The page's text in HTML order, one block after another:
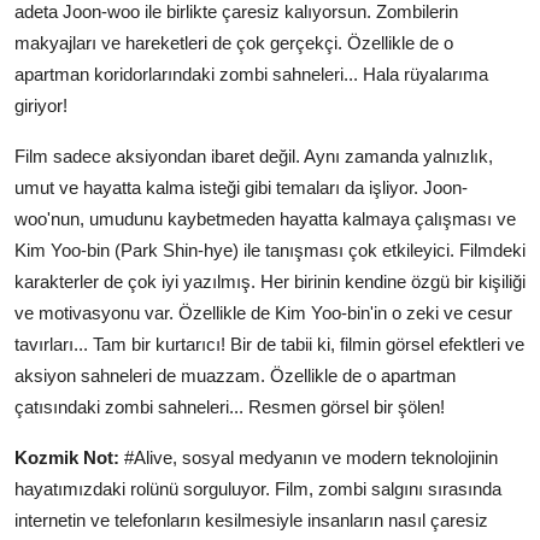
adeta Joon-woo ile birlikte çaresiz kalıyorsun. Zombilerin
makyajları ve hareketleri de çok gerçekçi. Özellikle de o
apartman koridorlarındaki zombi sahneleri... Hala rüyalarıma
giriyor!
Film sadece aksiyondan ibaret değil. Aynı zamanda yalnızlık,
umut ve hayatta kalma isteği gibi temaları da işliyor. Joon-
woo'nun, umudunu kaybetmeden hayatta kalmaya çalışması ve
Kim Yoo-bin (Park Shin-hye) ile tanışması çok etkileyici. Filmdeki
karakterler de çok iyi yazılmış. Her birinin kendine özgü bir kişiliği
ve motivasyonu var. Özellikle de Kim Yoo-bin'in o zeki ve cesur
tavırları... Tam bir kurtarıcı! Bir de tabii ki, filmin görsel efektleri ve
aksiyon sahneleri de muazzam. Özellikle de o apartman
çatısındaki zombi sahneleri... Resmen görsel bir şölen!
Kozmik Not: #Alive, sosyal medyanın ve modern teknolojinin
hayatımızdaki rolünü sorguluyor. Film, zombi salgını sırasında
internetin ve telefonların kesilmesiyle insanların nasıl çaresiz